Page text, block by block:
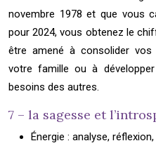
novembre 1978 et que vous
pour 2024, vous obtenez le
être amené à consolider
votre famille ou à
besoins des autres.
7 – la sagesse et
Énergie : analyse,